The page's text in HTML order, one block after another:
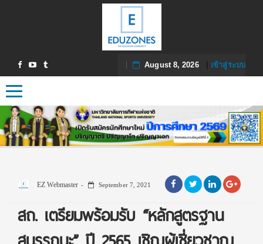
August 8, 2026| เข้าสู่ระบบ
Toggle navigation
EZ Webmaster September 7, 2021
สถ. เตรียมพร้อมรับ “หลักสูตรฐาน